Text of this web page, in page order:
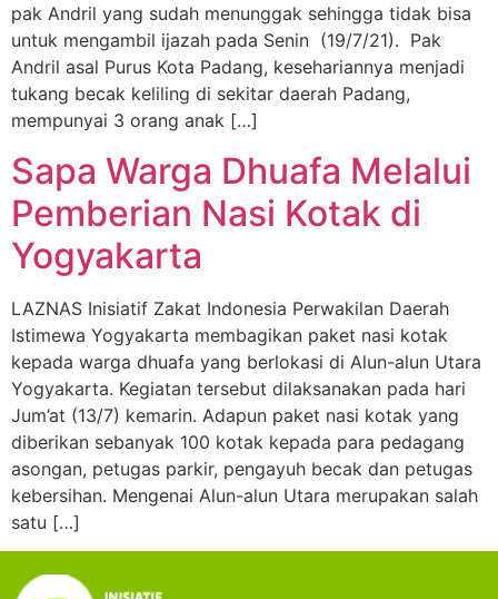
pak Andril yang sudah menunggak sehingga tidak bisa
untuk mengambil ijazah pada Senin (19/7/21). Pak
Andril asal Purus Kota Padang, kesehariannya menjadi
tukang becak keliling di sekitar daerah Padang,
mempunyai 3 orang anak […]
Sapa Warga Dhuafa Melalui
Pemberian Nasi Kotak di
Yogyakarta
LAZNAS Inisiatif Zakat Indonesia Perwakilan Daerah
Istimewa Yogyakarta membagikan paket nasi kotak
kepada warga dhuafa yang berlokasi di Alun-alun Utara
Yogyakarta. Kegiatan tersebut dilaksanakan pada hari
Jum’at (13/7) kemarin. Adapun paket nasi kotak yang
diberikan sebanyak 100 kotak kepada para pedagang
asongan, petugas parkir, pengayuh becak dan petugas
kebersihan. Mengenai Alun-alun Utara merupakan salah
satu […]